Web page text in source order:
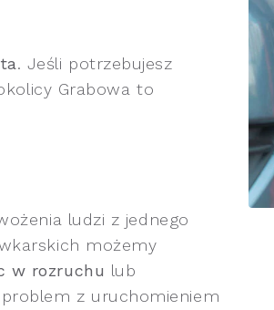
. Jeśli potrzebujesz
Grabowa to
ludzi z jednego
możemy
w rozruchu lub
z uruchomieniem